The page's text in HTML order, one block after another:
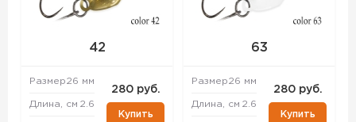
42
Размер26 мм
Длина, см 2.6
280 руб.
Купить
63
Размер26 мм
Длина, см 2.6
280 руб.
Купить